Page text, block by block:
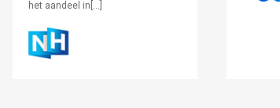
het aandeel in[…]